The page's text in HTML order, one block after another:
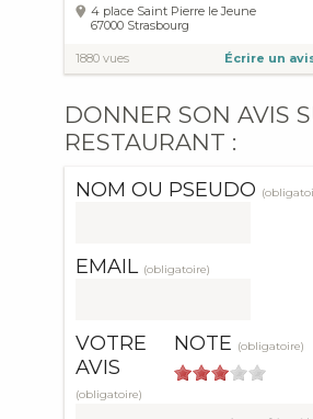
4 place Saint Pierre le Jeune
67000 Strasbourg
1880 vues Écrire un
DONNER SON AVIS
RESTAURANT :
NOM OU PSEUDO
EMAIL (obligatoire)
NOTE (obligatoire)
VOTRE
AVIS
(obligatoire)